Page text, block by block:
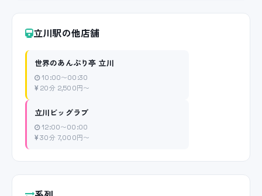
立川駅の他店舗
世界のあんぷり亭 立川
10:00〜00:30
20分 2,500円〜
立川ビッグラブ
12:00〜00:00
30分 7,000円〜